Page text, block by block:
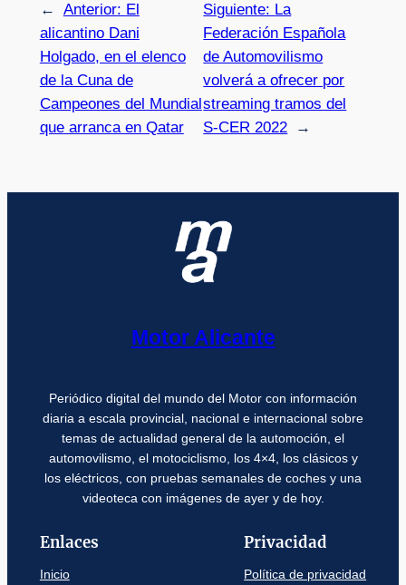
← Anterior: El
alicantino Dani
Holgado, en el elenco
de la Cuna de
Campeones del Mundial
que arranca en Qatar
Siguiente: La
Federación Española
de Automovilismo
volverá a ofrecer por
streaming tramos del
S-CER 2022
→
Motor Alicante
Periódico digital del mundo del Motor con información
diaria a escala provincial, nacional e internacional sobre
temas de actualidad general de la automoción, el
automovilismo, el motociclismo, los 4×4, los clásicos y
los eléctricos, con pruebas semanales de coches y una
videoteca con imágenes de ayer y de hoy.
Enlaces
Inicio
Privacidad
Política de privacidad